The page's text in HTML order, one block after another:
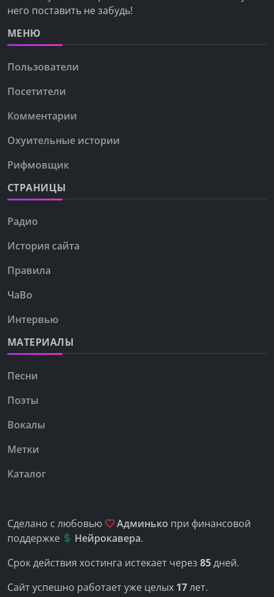
него поставить не забудь!
МЕНЮ
Пользователи
Посетители
Комментарии
Охуительные истории
Рифмовщик
СТРАНИЦЫ
Радио
История сайта
Правила
ЧаВо
Интервью
МАТЕРИАЛЫ
Песни
Поэты
Вокалы
Метки
Каталог
Сделано с любовью Админько при финансовой
поддержке
Нейрокавера.
Срок действия хостинга истекает через 85дней.
Сайт успешно работает уже целых 17лет.